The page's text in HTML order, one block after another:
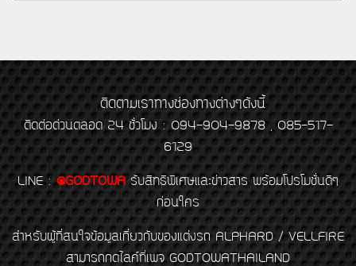
ติดตามเราทางช่องทางต่างๆดังนี้
ติดต่อด่วนตลอด 24 ชั่วโมง : 094-904-9878 , 085-517-
6129
LINE : @GODTOWA รับสิทธิพิเศษและข่าวสาร พร้อมโปรโมชั่นดีๆ
ก่อนใคร
สำหรับผู้ที่สนใจข้อมูลเกี่ยวกับของแต่งรถ ALPHARD / VELLFIRE
สามารถกดไลค์ที่เพจ GODTOWATHAILAND